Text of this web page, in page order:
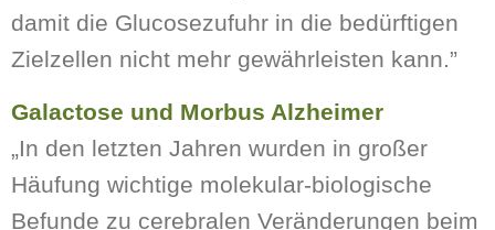
damit die Glucosezufuhr in die bedürftigen
Zielzellen nicht mehr gewährleisten kann.”
Galactose und Morbus Alzheimer
„In den letzten Jahren wurden in großer
Häufung wichtige molekular-biologische
Befunde zu cerebralen Veränderungen beim